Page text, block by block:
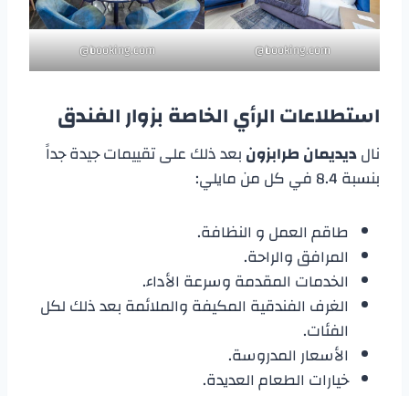
booking.com@
booking.com@
استطلاعات الرأي الخاصة بزوار الفندق
نالديديمان طرابزونبعد ذلك على تقييمات جيدة جداً
بنسبة 8.4 في كل من مايلي:
طاقم العمل و النظافة.
المرافق والراحة.
الخدمات المقدمة وسرعة الأداء.
الغرف الفندقية المكيفة والملائمة بعد ذلك لكل
الفئات.
الأسعار المدروسة.
خيارات الطعام العديدة.